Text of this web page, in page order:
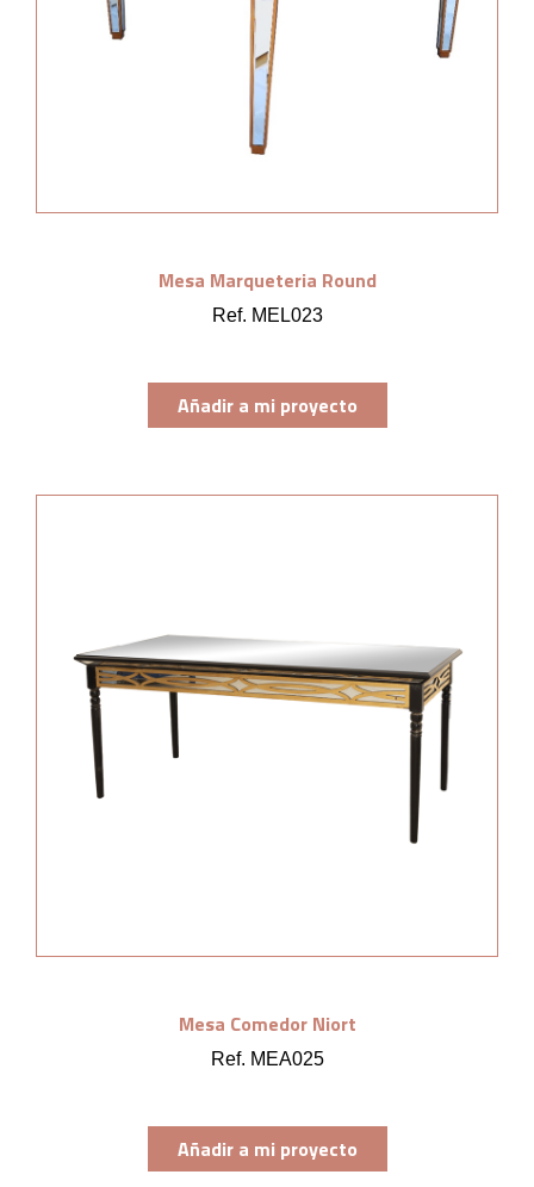
Mesa Marqueteria Round
Ref. MEL023
Añadir a mi proyecto
Mesa Comedor Niort
Ref. MEA025
Añadir a mi proyecto